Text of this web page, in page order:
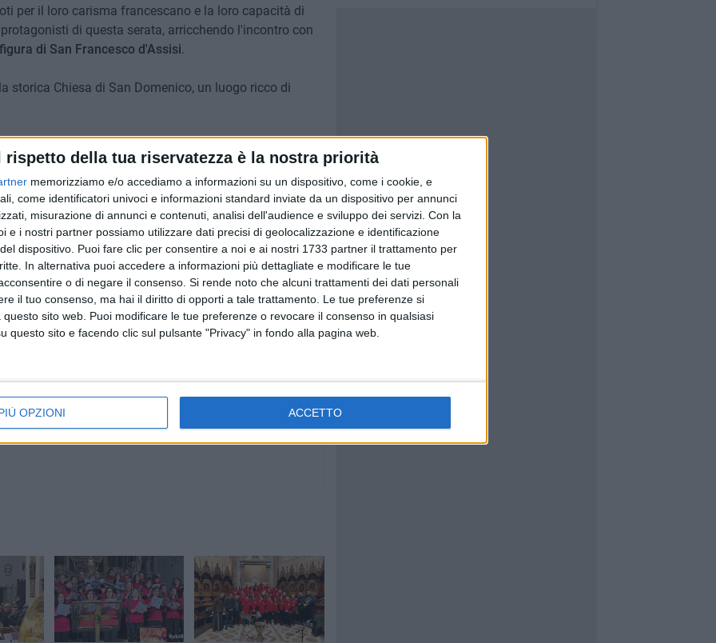
rispetto della tua riservatezza è la nostra priorità
memorizziamo e/o accediamo a informazioni su un dispositivo, come i cookie, e
come identificatori univoci e informazioni standard inviate da un dispositivo per annunci
misurazione di annunci e contenuti, analisi dell'audience e sviluppo dei servizi. Con la
e i nostri partner possiamo utilizzare dati precisi di geolocalizzazione e identificazione
dispositivo. Puoi fare clic per consentire a noi e ai nostri 1733 partner il trattamento per
In alternativa puoi accedere a informazioni più dettagliate e modificare le tue
o di negare il consenso. Si rende noto che alcuni trattamenti dei dati personali
il tuo consenso, ma hai il diritto di opporti a tale trattamento. Le tue preferenze si
sito web. Puoi modificare le tue preferenze o revocare il consenso in qualsiasi
questo sito e facendo clic sul pulsante "Privacy" in fondo alla pagina web.
OPZIONI ACCETTO
per il loro carisma francescano e la loro capacità di
di questa serata, arricchendo l'incontro con
figura di San Francesco d'Assisi.
storica Chiesa di San Domenico, un luogo ricco di
credenti e non, che desiderano fermarsi per un
stessi e con gli altri. Non importa il livello di
vuole essereun'occasione di dialogo, accoglienza e
di semplicità e amore universale.
alle ore 20:00. Sarà un momento speciale, dove
nuova prospettiva sull'amore e sulla spiritualità.
al 14
6 AGOSTO 2026
prevenzione degli incendi e alla
tutela dell'ambiente